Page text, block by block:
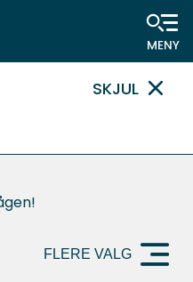
SKJUL
FLERE VALG